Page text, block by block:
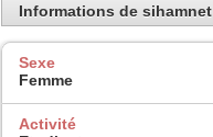
Informations de sihamnet
Sexe
Femme
Activité